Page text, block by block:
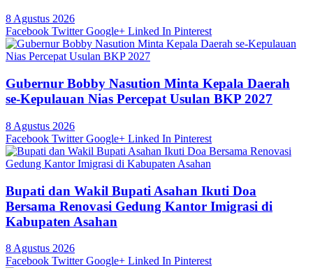
8 Agustus 2026
Facebook Twitter Google+ Linked In Pinterest
Gubernur Bobby Nasution Minta Kepala Daerah
se-Kepulauan Nias Percepat Usulan BKP 2027
8 Agustus 2026
Facebook Twitter Google+ Linked In Pinterest
Bupati dan Wakil Bupati Asahan Ikuti Doa
Bersama Renovasi Gedung Kantor Imigrasi di
Kabupaten Asahan
8 Agustus 2026
Facebook Twitter Google+ Linked In Pinterest